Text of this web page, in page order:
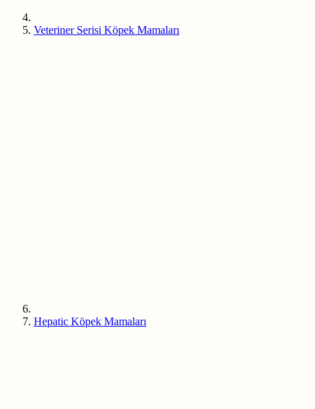
Veteriner Serisi Köpek Mamaları
Hepatic Köpek Mamaları